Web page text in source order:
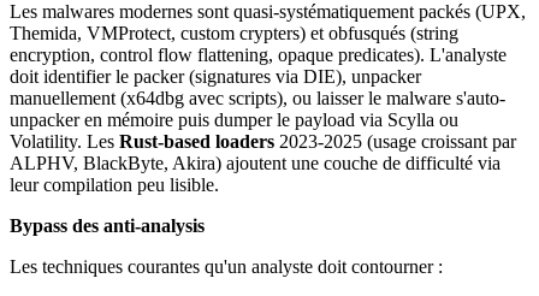
Les malwares modernes sont quasi-systématiquement packés (UPX,
Themida, VMProtect, custom crypters) et obfusqués (string
encryption, control flow flattening, opaque predicates). L'analyste
doit identifier le packer (signatures via DIE), unpacker
manuellement (x64dbg avec scripts), ou laisser le malware s'auto-
unpacker en mémoire puis dumper le payload via Scylla ou
Volatility. Les Rust-based loaders 2023-2025 (usage croissant par
ALPHV, BlackByte, Akira) ajoutent une couche de difficulté via
leur compilation peu lisible.
Bypass des anti-analysis
Les techniques courantes qu'un analyste doit contourner :